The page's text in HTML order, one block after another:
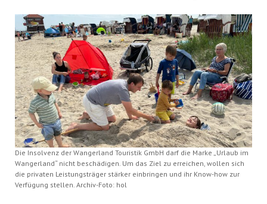
Die Insolvenz der Wangerland Touristik GmbH darf die Marke „Urlaub im
Wangerland“ nicht beschädigen. Um das Ziel zu erreichen, wollen sich
die privaten Leistungsträger stärker einbringen und ihr Know-how zur
Verfügung stellen. Archiv-Foto: hol